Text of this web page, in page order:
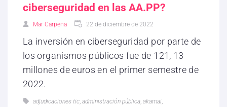
ciberseguridad en las AA.PP?
Mar Carpena 22 de diciembre de 2022
La inversión en ciberseguridad por parte de
los organismos públicos fue de 121, 13
millones de euros en el primer semestre de
2022.
adjudicaciones tic administración pública akamai